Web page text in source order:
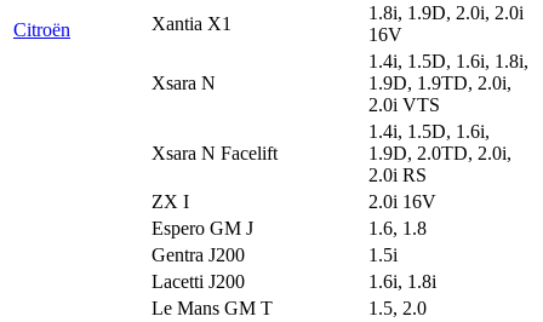
Citroën
Xantia X1
1.8i, 1.9D, 2.0i, 2.0i
16V
Xsara N
1.4i, 1.5D, 1.6i, 1.8i,
1.9D, 1.9TD, 2.0i,
2.0i VTS
Xsara N Facelift
1.4i, 1.5D, 1.6i,
1.9D, 2.0TD, 2.0i,
2.0i RS
ZX I
2.0i 16V
Espero GM J
1.6, 1.8
Gentra J200
1.5i
Lacetti J200
1.6i, 1.8i
Le Mans GM T
1.5, 2.0